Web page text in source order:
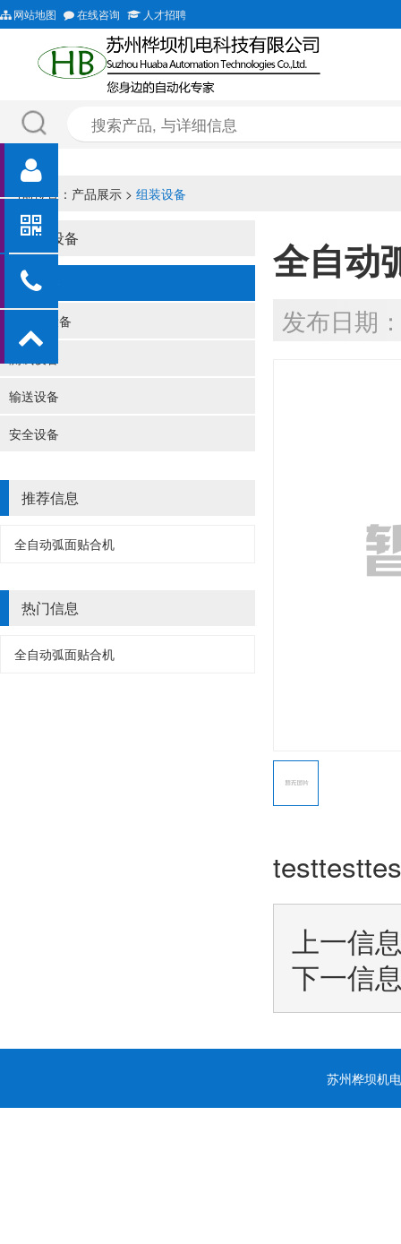
网站地图 在线咨询 人才招聘
当前位置： 产品展示 > 组装设备
组装设备
组装设备
上下料设备
输送设备
安全设备
推荐信息
全自动弧面贴合机
热门信息
全自动弧面贴合机
全自动
发布日期
上一信
下一信
苏州桦坝机